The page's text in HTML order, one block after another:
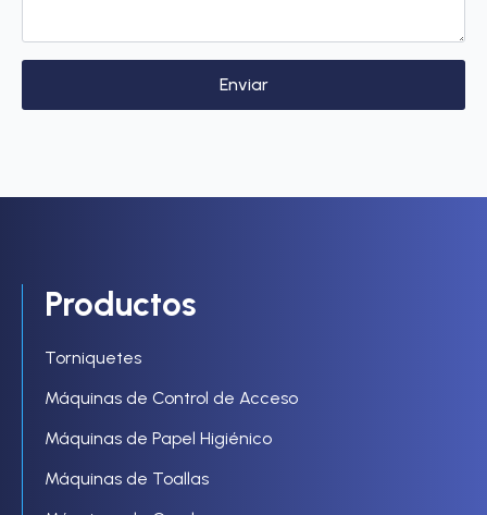
Enviar
Productos
Torniquetes
Máquinas de Control de Acceso
Máquinas de Papel Higiénico
Máquinas de Toallas